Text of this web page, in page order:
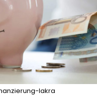
lakra